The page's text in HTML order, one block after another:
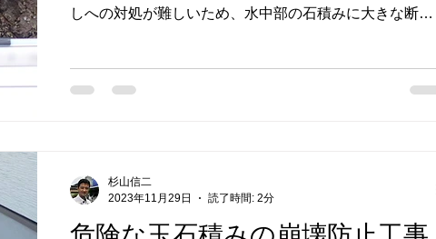
しへの対処が難しいため、水中部の石積みに大きな断面
杉山信二
2023年11月29日
読了時間: 2分